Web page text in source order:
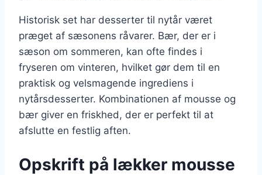
Historisk set har desserter til nytår været
præget af sæsonens råvarer. Bær, der er i
sæson om sommeren, kan ofte findes i
fryseren om vinteren, hvilket gør dem til en
praktisk og velsmagende ingrediens i
nytårsdesserter. Kombinationen af mousse og
bær giver en friskhed, der er perfekt til at
afslutte en festlig aften.
Opskrift på lækker mousse